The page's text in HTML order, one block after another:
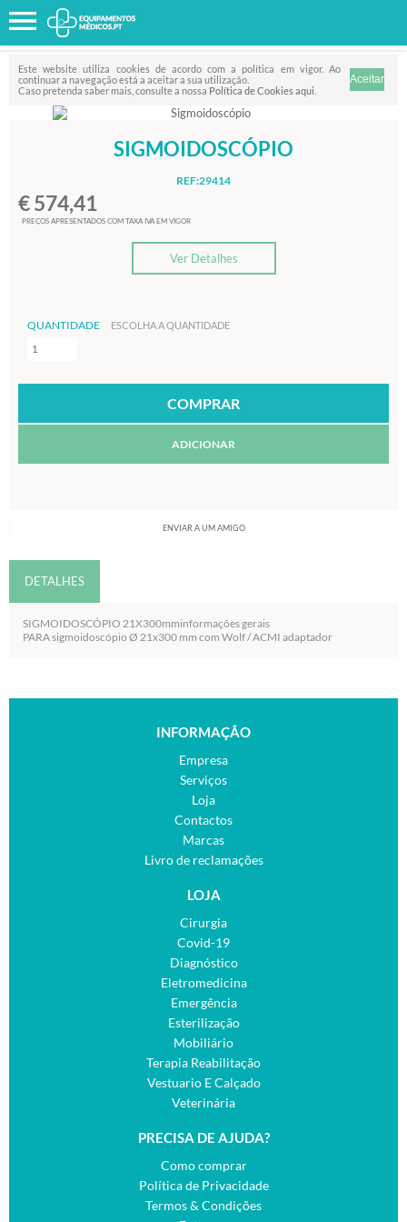
Este website utiliza cookies de acordo com a política em vigor. Ao
continuar a navegação está a aceitar a sua utilização.
Caso pretenda saber mais, consulte a nossa Política de Cookies aqui
SIGMOIDOSCÓPIO
REF:29414
€ 574,41
PREÇOS APRESENTADOS COM TAXA IVA EM VIGOR
Ver Detalhes
QUANTIDADE ESCOLHA A QUANTIDADE
ADICIONAR
ENVIAR A UM AMIGO
DETALHES
SIGMOIDOSCÓPIO 21X300mminformações gerais
PARA sigmoidoscópio Ø 21x300 mm com Wolf / ACMI adaptador
INFORMAÇÃO
Empresa
Serviços
Loja
Contactos
Marcas
Livro de reclamações
LOJA
Cirurgia
Covid-19
Diagnóstico
Eletromedicina
Emergência
Esterilização
Mobiliário
Terapia Reabilitação
Vestuario E Calçado
Veterinária
PRECISA DE AJUDA?
Como comprar
Política de Privacidade
Termos & Condições